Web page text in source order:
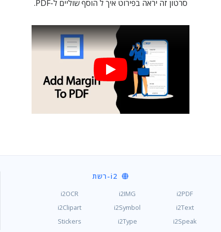
סרטון זה יראה בפירוט איך ל הוסף שוליים ל-PDF.
i2-רשת
i2PDF
i2IMG
i2OCR
i2Text
i2Symbol
i2Clipart
i2Speak
i2Type
Stickers